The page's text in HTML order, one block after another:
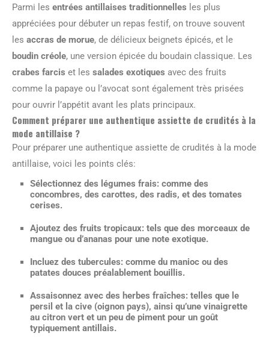
Parmi les entrées antillaises traditionnelles les plus
appréciées pour débuter un repas festif, on trouve souvent
les accras de morue, de délicieux beignets épicés, et le
boudin créole, une version épicée du boudain classique. Les
crabes farcis et les salades exotiques avec des fruits
comme la papaye ou l’avocat sont également très prisées
pour ouvrir l’appétit avant les plats principaux.
Comment préparer une authentique assiette de crudités à la
mode antillaise ?
Pour préparer une authentique assiette de crudités à la mode
antillaise, voici les points clés:
Sélectionnez des légumes frais: comme des
concombres, des carottes, des radis, et des tomates
cerises.
Ajoutez des fruits tropicaux: tels que des morceaux de
mangue ou d’ananas pour une note exotique.
Incluez des tubercules: comme du manioc ou des
patates douces préalablement bouillis.
Assaisonnez avec des herbes fraîches: telles que le
persil et la cive (oignon pays), ainsi qu’une vinaigrette
au citron vert et un peu de piment pour un goût
typiquement antillais.